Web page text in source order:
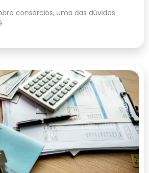
consórcios, uma das dúvidas